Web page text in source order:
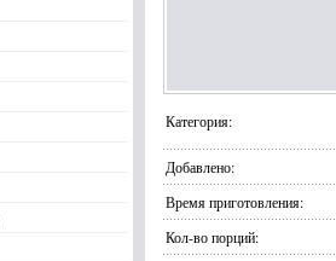
Категория:
Добавлено:
Время приготовления:
Кол-во порций: